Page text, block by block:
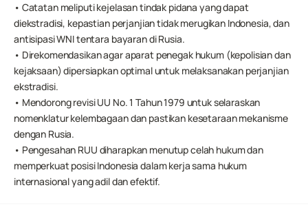
• Catatan meliputi kejelasan tindak pidana yang dapat
diekstradisi, kepastian perjanjian tidak merugikan Indonesia, dan
antisipasi WNI tentara bayaran di Rusia.
• Direkomendasikan agar aparat penegak hukum (kepolisian dan
kejaksaan) dipersiapkan optimal untuk melaksanakan perjanjian
ekstradisi.
• Mendorong revisi UU No. 1 Tahun 1979 untuk selaraskan
nomenklatur kelembagaan dan pastikan kesetaraan mekanisme
dengan Rusia.
• Pengesahan RUU diharapkan menutup celah hukum dan
memperkuat posisi Indonesia dalam kerja sama hukum
internasional yang adil dan efektif.